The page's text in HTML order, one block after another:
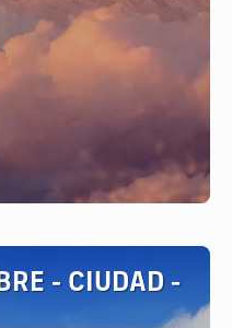
- CIUDAD -